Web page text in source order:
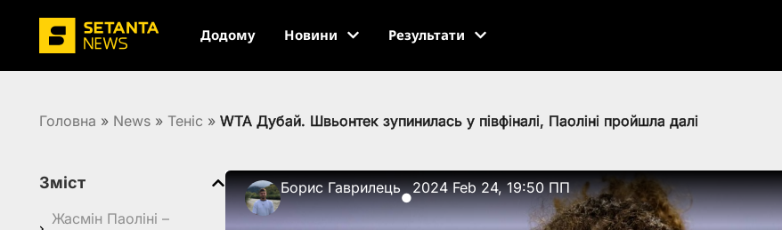
Додому Новини Результати
Головна » News » Теніс » WTA Дубай. Швьонтек зупинилась у півфіналі, Паоліні пройшла далі
Зміст
Жасмін Паоліні –
Борис Гаврилець
●
2024 Feb 24, 19:50 ПП